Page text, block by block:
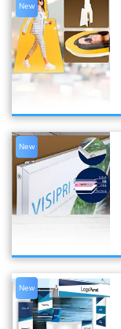
New
New
New